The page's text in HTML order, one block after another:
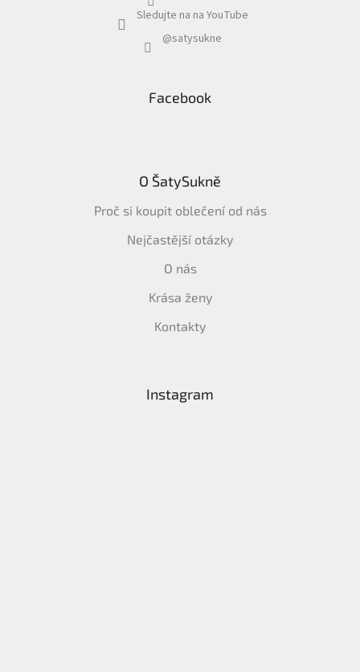
Sledujte na na YouTube
@satysukne
Facebook
O ŠatySukně
Proč si koupit oblečení od nás
Nejčastější otázky
O nás
Krása ženy
Kontakty
Instagram